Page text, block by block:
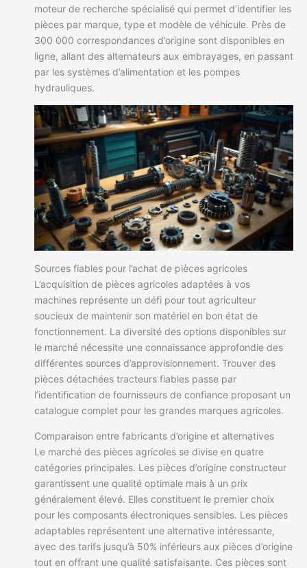
moteur de recherche spécialisé qui permet d’identifier les
pièces par marque, type et modèle de véhicule. Près de
300 000 correspondances d’origine sont disponibles en
ligne, allant des alternateurs aux embrayages, en passant
par les systèmes d’alimentation et les pompes
hydrauliques.
Sources fiables pour l’achat de pièces agricoles
L’acquisition de pièces agricoles adaptées à vos
machines représente un défi pour tout agriculteur
soucieux de maintenir son matériel en bon état de
fonctionnement. La diversité des options disponibles sur
le marché nécessite une connaissance approfondie des
différentes sources d’approvisionnement. Trouver des
pièces détachées tracteurs fiables passe par
l’identification de fournisseurs de confiance proposant un
catalogue complet pour les grandes marques agricoles.
Comparaison entre fabricants d’origine et alternatives
Le marché des pièces agricoles se divise en quatre
catégories principales. Les pièces d’origine constructeur
garantissent une qualité optimale mais à un prix
généralement élevé. Elles constituent le premier choix
pour les composants électroniques sensibles. Les pièces
adaptables représentent une alternative intéressante,
avec des tarifs jusqu’à 50% inférieurs aux pièces d’origine
tout en offrant une qualité satisfaisante. Ces pièces sont